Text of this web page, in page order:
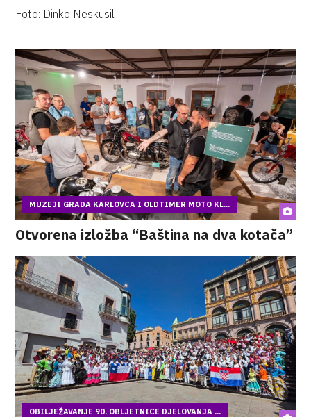
Foto: Dinko Neskusil
MUZEJI GRADA KARLOVCA I OLDTIMER MOTO KL...
Otvorena izložba “Baština na dva kotača”
OBILJEŽAVANJE 90. OBLJETNICE DJELOVANJA ...